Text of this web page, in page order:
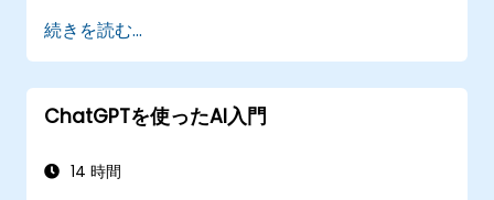
続きを読む...
ChatGPTを使ったAI入門
14 時間